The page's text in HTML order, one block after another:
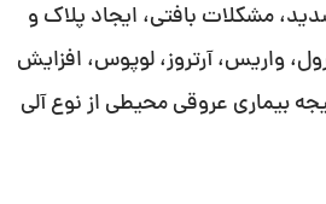
مشکلات بافتی، ایجاد پلاک و
واریس، آرتروز، لوپوس، افزایش
بیماری عروقی محیطی از نوع آلی